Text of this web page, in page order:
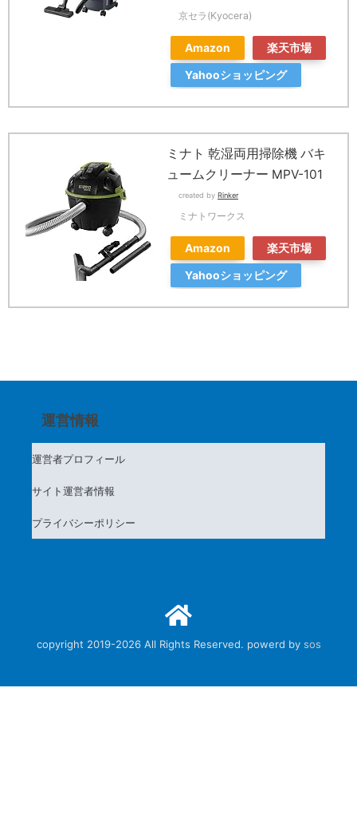
京セラ(Kyocera)
Amazon
楽天市場
Yahooショッピング
ミナト 乾湿両用掃除機 バキ
ュームクリーナー MPV-101
created by Rinker
ミナトワークス
Amazon
楽天市場
Yahooショッピング
運営情報
運営者プロフィール
サイト運営者情報
プライバシーポリシー
copyright 2019-2026 All Rights Reserved. powerd by sos